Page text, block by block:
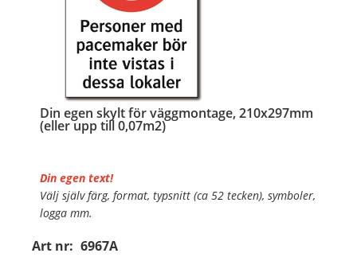
Din egen skylt för väggmontage, 210x297mm
(eller upp till 0,07m2)
Art nr: 6967A
Din egen text!
Välj själv färg, format, typsnitt (ca 52 tecken), symboler,
logga mm.
Material:Plan aluminium, 0,7mm (väggmontage)